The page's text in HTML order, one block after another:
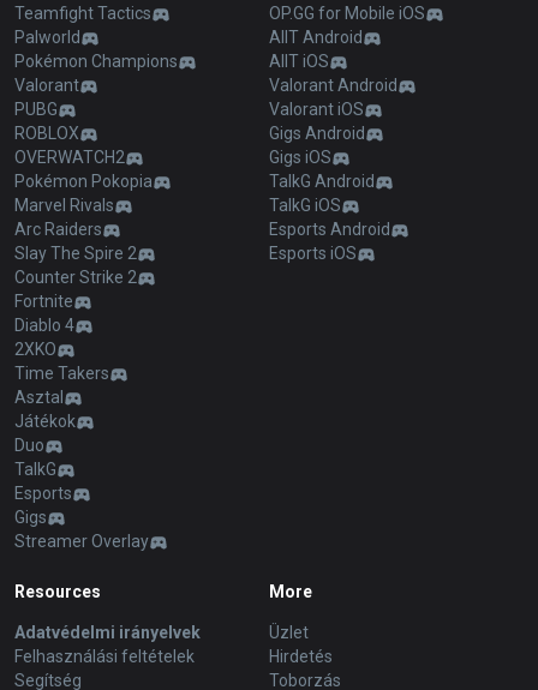
Teamfight Tactics
Palworld
Pokémon Champions
Valorant
PUBG
ROBLOX
OVERWATCH2
Pokémon Pokopia
Marvel Rivals
Arc Raiders
Slay The Spire 2
Counter Strike 2
Fortnite
Diablo 4
2XKO
Time Takers
Asztal
Játékok
Duo
TalkG
Esports
Gigs
Streamer Overlay
OP.GG for Mobile iOS
AllT Android
AllT iOS
Valorant Android
Valorant iOS
Gigs Android
Gigs iOS
TalkG Android
TalkG iOS
Esports Android
Esports iOS
Resources
Adatvédelmi irányelvek
Felhasználási feltételek
Segítség
More
Üzlet
Hirdetés
Toborzás